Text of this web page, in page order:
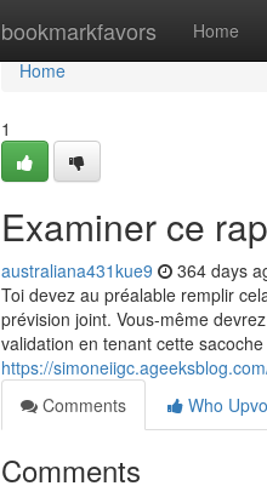
bookmarkfavors Home
Home
Home
1
Examiner ce
australiana431kue9 364 days
Toi devez au préalable remplir
prévision joint. Vous-même
validation en tenant cette
https://
Comments
Who
Comments